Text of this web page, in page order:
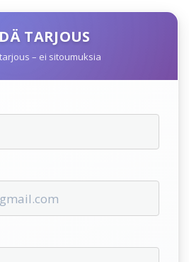
TARJOUS
– ei sitoumuksia